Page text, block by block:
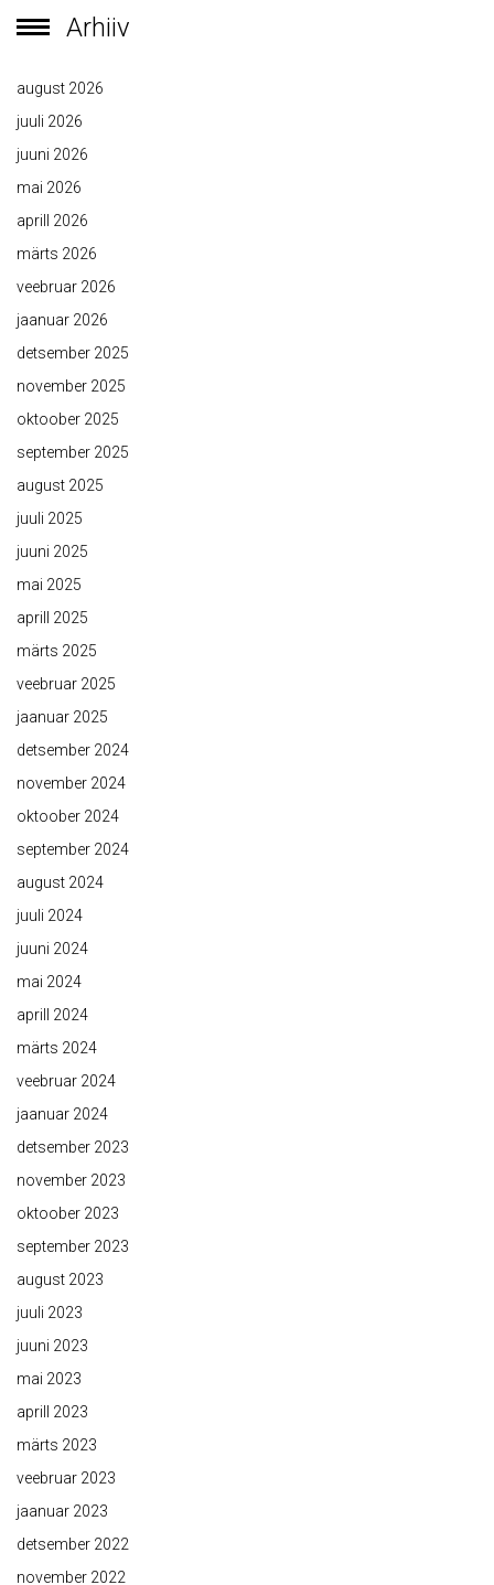
Arhiiv
august 2026
juuli 2026
juuni 2026
mai 2026
aprill 2026
märts 2026
veebruar 2026
jaanuar 2026
detsember 2025
november 2025
oktoober 2025
september 2025
august 2025
juuli 2025
juuni 2025
mai 2025
aprill 2025
märts 2025
veebruar 2025
jaanuar 2025
detsember 2024
november 2024
oktoober 2024
september 2024
august 2024
juuli 2024
juuni 2024
mai 2024
aprill 2024
märts 2024
veebruar 2024
jaanuar 2024
detsember 2023
november 2023
oktoober 2023
september 2023
august 2023
juuli 2023
juuni 2023
mai 2023
aprill 2023
märts 2023
veebruar 2023
jaanuar 2023
detsember 2022
november 2022